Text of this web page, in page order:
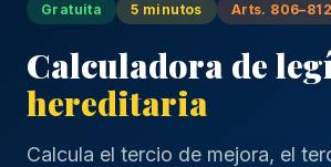
Gratuita 5 minutos Arts.
Calculadora de
hereditaria
Calcula el tercio de mejora, el